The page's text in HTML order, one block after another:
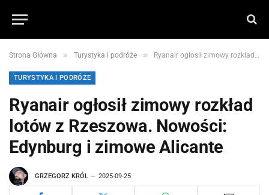
Strona Główna » Turystyka i podróże » Ryanair ogłosił zimowy rozkład lotów z Rzeszowa. Nowości: Edynburg i zimowe Alicante
TURYSTYKA I PODRÓŻE
Ryanair ogłosił zimowy rozkład
lotów z Rzeszowa. Nowości:
Edynburg i zimowe Alicante
GRZEGORZ KRÓL 2025-09-25